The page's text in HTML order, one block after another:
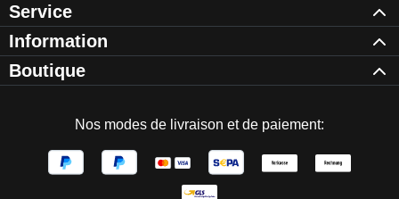
Service
Information
Boutique
Nos modes de livraison et de paiement: